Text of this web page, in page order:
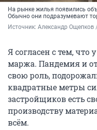
На рынке жилья появились
Обычно они подразумевают
Источник: Александр Ощепков /
Я согласен с тем, что
маржа. Пандемия и
свою роль,
квадратные метры
застройщиков есть
производству
всём.